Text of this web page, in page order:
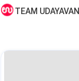
TEAM UDAYAVANI